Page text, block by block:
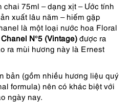
75ml – dạng xịt – Ước tính
xuất lâu năm – hiếm gặp
là một loại nước hoa Floral
Chanel N°5 (Vintage) được ra
ra mùi hương này là Ernest
bản (gồm nhiều hương liệu quý
formula) nên có khác biệt với
ngày nay.